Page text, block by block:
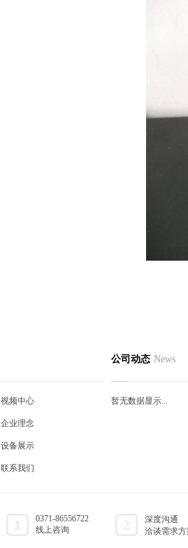
企业理念
设备展示
真空接触器
户内高压隔离
视频中心
企业理念
设备展示
联系我们
公司动态 News
暂无数据显示...
0371-86556722
线上咨询
深度沟通
洽谈需求方